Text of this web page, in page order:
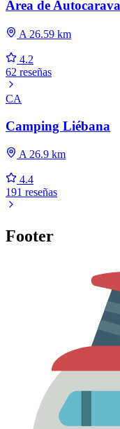
Área de
A 26.59 km
4.2
62 reseñas
CA
Camping Liébana
A 26.9 km
4.4
191 reseñas
Footer